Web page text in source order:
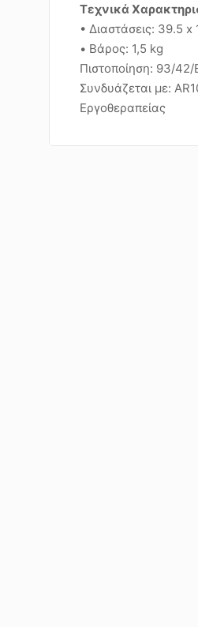
Τεχνικά
• Διαστάσεις: 39.5
• Βάρος: 1,5 kg
Πιστοποίηση: 93/
Συνδυάζεται με:
Εργοθεραπείας